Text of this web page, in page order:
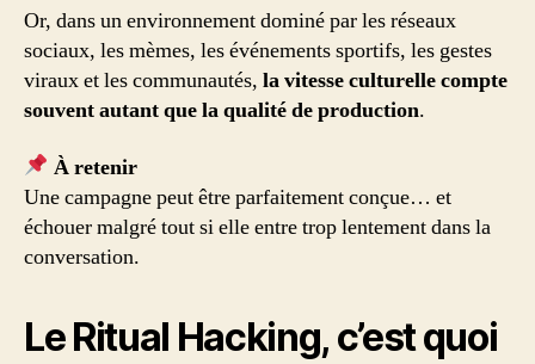
Or, dans un environnement dominé par les réseaux
sociaux, les mèmes, les événements sportifs, les gestes
viraux et les communautés, la vitesse culturelle compte
souvent autant que la qualité de production.
À retenir
Une campagne peut être parfaitement conçue… et
échouer malgré tout si elle entre trop lentement dans la
conversation.
Le Ritual Hacking, c’est quoi